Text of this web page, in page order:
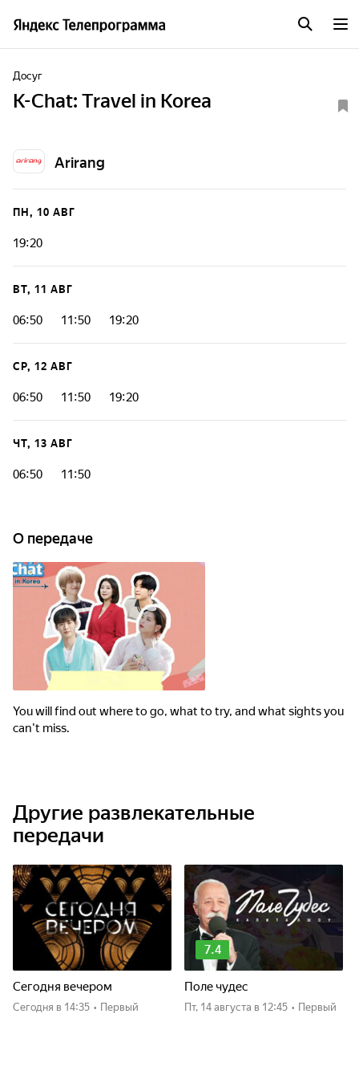
Досуг
K-Chat: Travel in Korea
Arirang
ПН, 10 АВГ
19:20
ВТ, 11 АВГ
06:50 11:50 19:20
СР, 12 АВГ
06:50 11:50 19:20
ЧТ, 13 АВГ
06:50 11:50
О передаче
You will find out where to go, what to try, and what sights you
can't miss.
Другие развлекательные
передачи
Сегодня вечером
Сегодня в 14:35 • Первый
7.4
Поле чудес
пт, 14 августа в 12:45 • Первый